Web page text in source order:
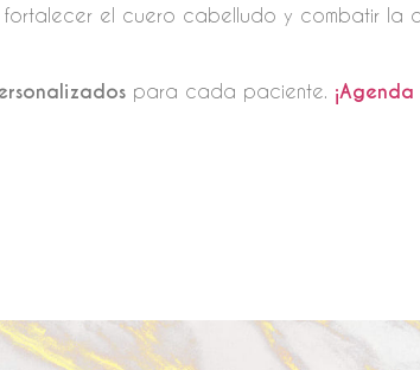
el cuero cabelludo y combatir la
para cada paciente.